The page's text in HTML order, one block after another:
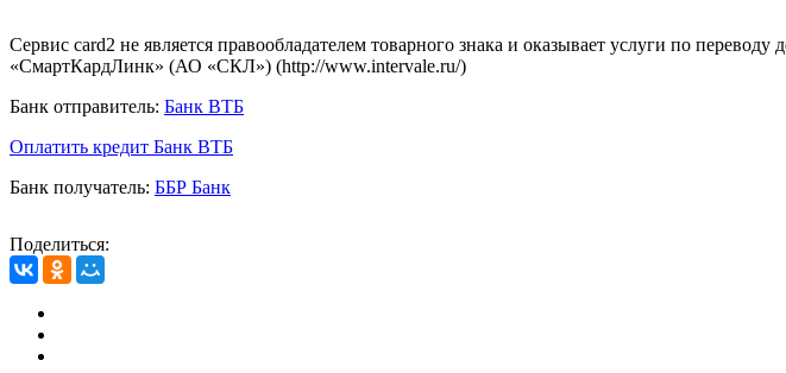
Сервис card2 не является правообладателем товарного знака и оказывает услуги по
«СмартКардЛинк» (АО «СКЛ») (http://www.intervale.ru/)
Банк отправитель: Банк ВТБ
Оплатить кредит Банк ВТБ
Банк получатель: ББР Банк
Поделиться: